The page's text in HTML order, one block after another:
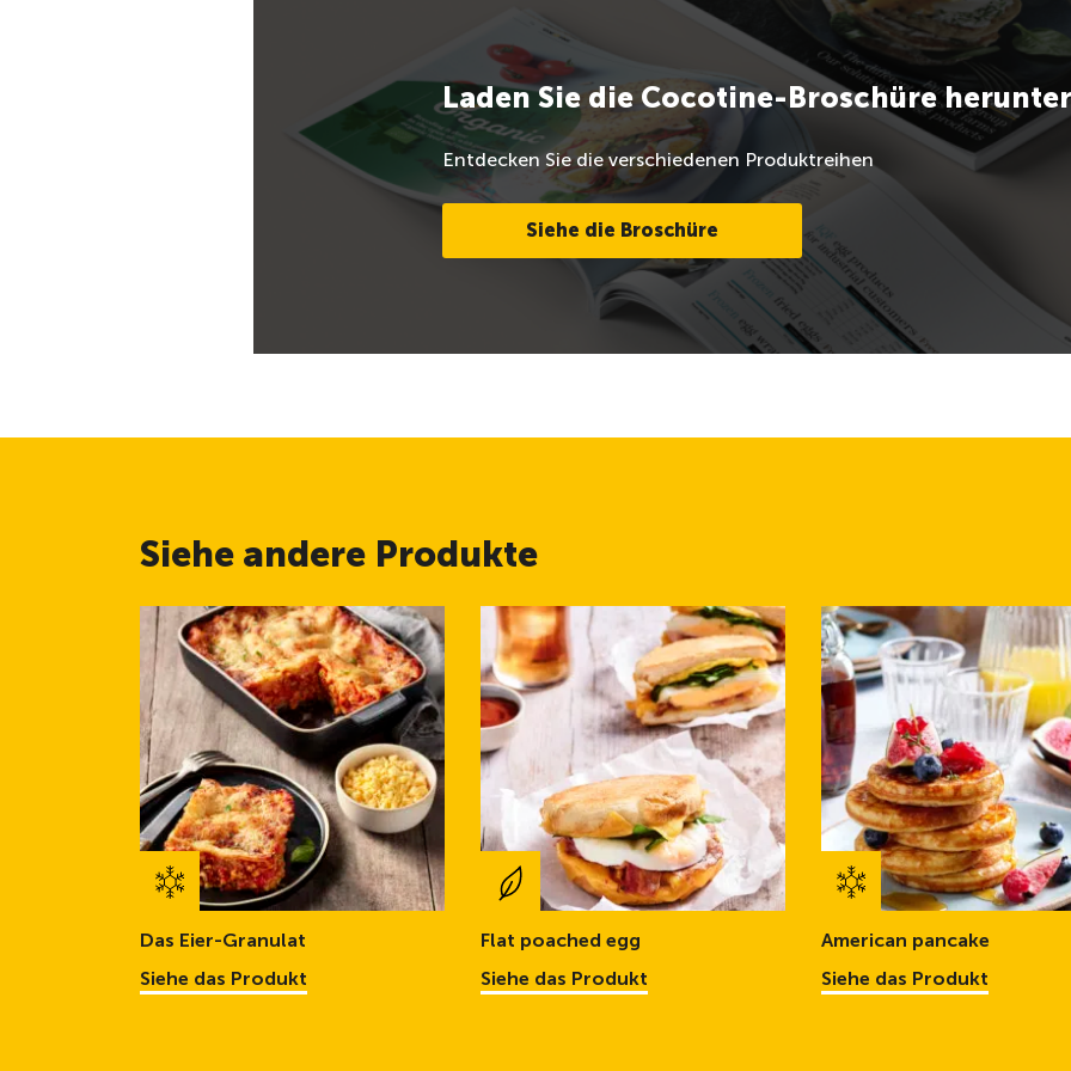
Laden Sie die Cocotine-Broschüre
Entdecken Sie die verschiedenen Produktreihen
Siehe die Broschüre
Siehe andere Produkte
Das Eier-Granulat
Siehe das Produkt
Flat poached egg
Siehe das Produkt
American pancake
Siehe das Produkt